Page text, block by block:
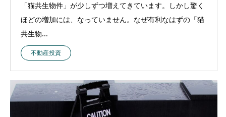
「猫共生物件」が少しずつ増えてきています。しかし驚く
ほどの増加には、なっていません。なぜ有利なはずの「猫
共生物...
不動産投資